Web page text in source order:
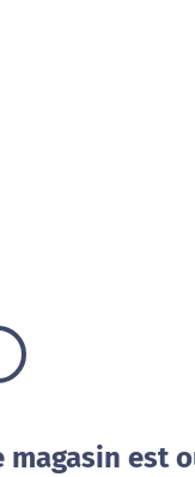
est